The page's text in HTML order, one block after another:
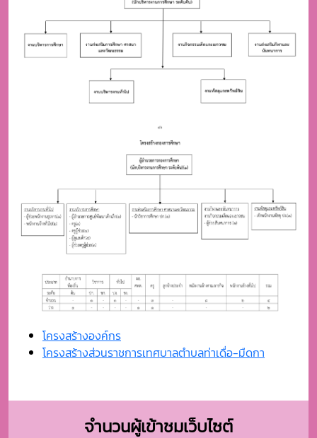
โครงสร้างองค์กร
โครงสร้างส่วนราชการเทศบาลตำบลท่าเดื่อ-มืดกา
จำนวนผู้เข้าชมเว็บไซต์